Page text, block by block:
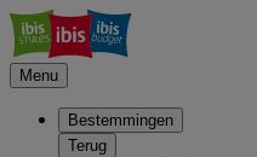
Menu
Bestemmingen
Terug